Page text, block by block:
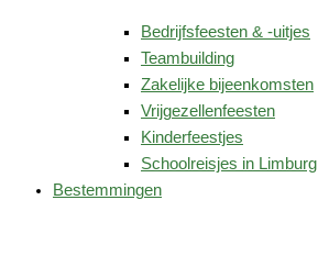
Bedrijfsfeesten & -uitjes
Teambuilding
Zakelijke bijeenkomsten
Vrijgezellenfeesten
Kinderfeestjes
Schoolreisjes in Limburg
Bestemmingen